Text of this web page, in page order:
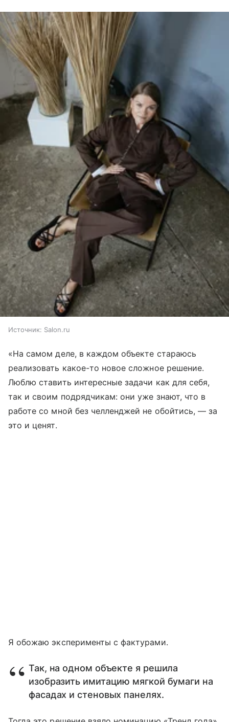
Источник: Salon.ru
«На самом деле, в каждом объекте стараюсь
реализовать какое-то новое сложное решение.
Люблю ставить интересные задачи как для себя,
так и своим подрядчикам: они уже знают, что в
работе со мной без челленджей не обойтись, — за
это и ценят.
Я обожаю эксперименты с фактурами.
Так, на одном объекте я решила
изобразить имитацию мягкой бумаги на
фасадах и стеновых панелях.